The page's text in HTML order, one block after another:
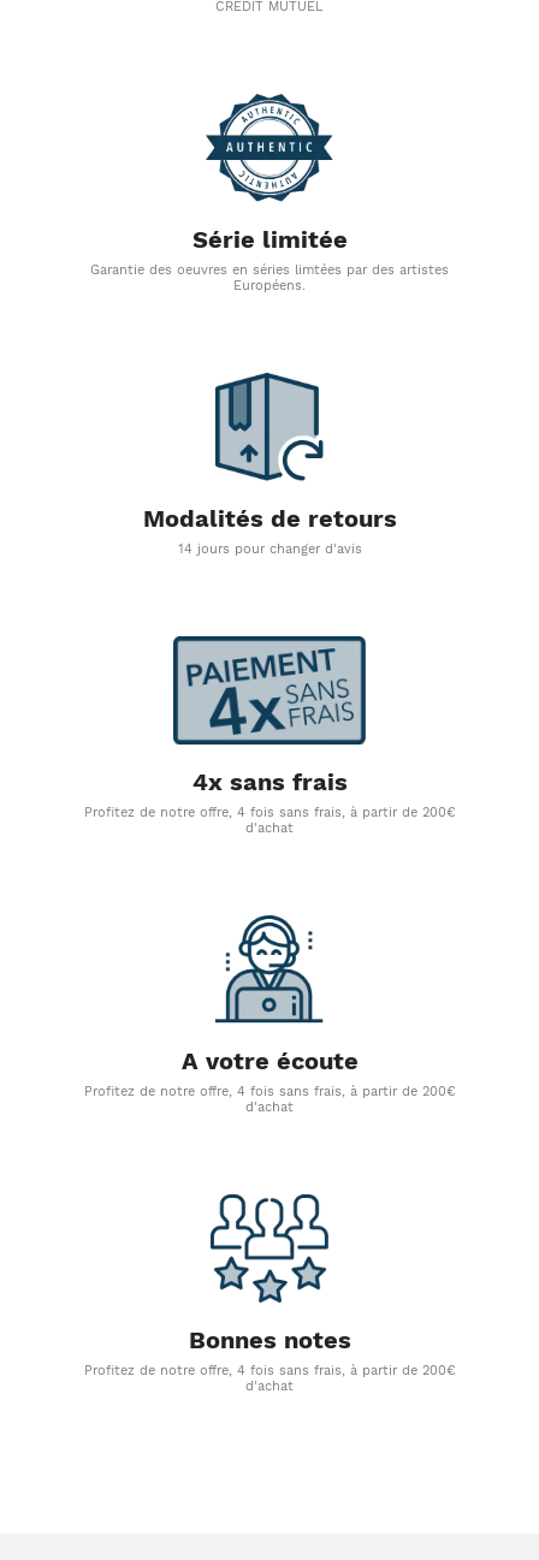
CRÉDIT MUTUEL
Série limitée
Garantie des oeuvres en séries limtées par des artistes
Européens.
Modalités de retours
14 jours pour changer d'avis
4x sans frais
Profitez de notre offre, 4 fois sans frais, à partir de 200€
d'achat
A votre écoute
Profitez de notre offre, 4 fois sans frais, à partir de 200€
d'achat
Bonnes notes
Profitez de notre offre, 4 fois sans frais, à partir de 200€
d'achat